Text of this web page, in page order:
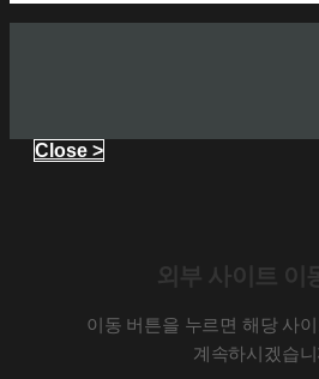
Close >
외부 사이트 이
이동 버튼을 누르면 해당 사
계속하시겠습